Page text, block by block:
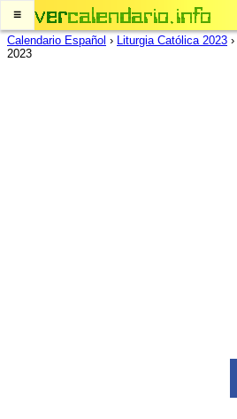
≡
Calendario Español › Liturgia Católica 2023 ›
2023